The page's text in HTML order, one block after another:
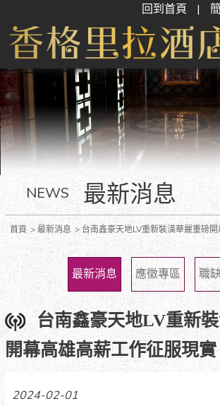
回到首頁 |
NEWS 最新消息
首頁 最新消息 台南鑫豪天地LV重新裝潢華麗重磅
最新消息 應徵專區 職
台南鑫豪天地LV重新
開幕高雄高薪工作征服現實
2024-02-01